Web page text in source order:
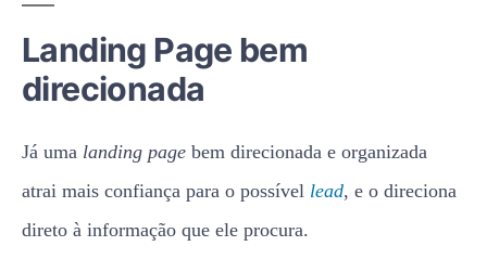
Landing Page bem
direcionada
Já uma landing page bem direcionada e organizada
atrai mais confiança para o possível lead, e o direciona
direto à informação que ele procura.